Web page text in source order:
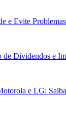
e Evite
de Dividendos e
e LG: